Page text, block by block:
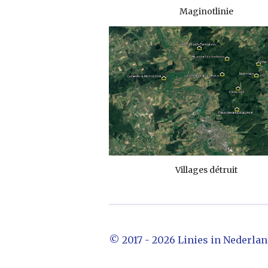
Maginotlinie
Villages détruit
© 2017 - 2026 Linies in